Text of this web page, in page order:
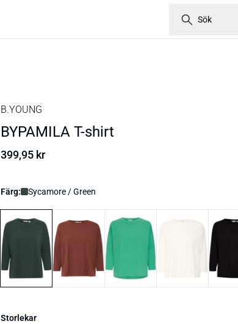
Sök
B.YOUNG
BYPAMILA T-shirt
399,95 kr
Färg: Sycamore / Green
Storlekar